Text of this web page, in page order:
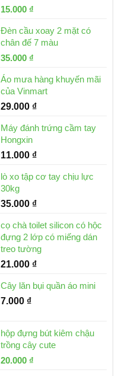
Giá
là:
32.000 ₫.
15.000 ₫
tại
là:
Đèn cầu xoay 2 mặt có
chân đế 7 màu
Giá
là:
46.000 ₫.
35.000 ₫
tại
là:
35.000 ₫.
Áo mưa hàng khuyến mãi
của Vinmart
29.000 ₫
Máy đánh trứng cầm tay
Hongxin
11.000 ₫
lò xo tập cơ tay chịu lực
30kg
35.000 ₫
cọ chà toilet silicon có hộc
đựng 2 lớp có miếng dán
treo tường
21.000 ₫
Cây lăn bụi quần áo mini
7.000 ₫
hộp đựng bút kiêm chậu
trồng cây cute
Giá
20.000 ₫